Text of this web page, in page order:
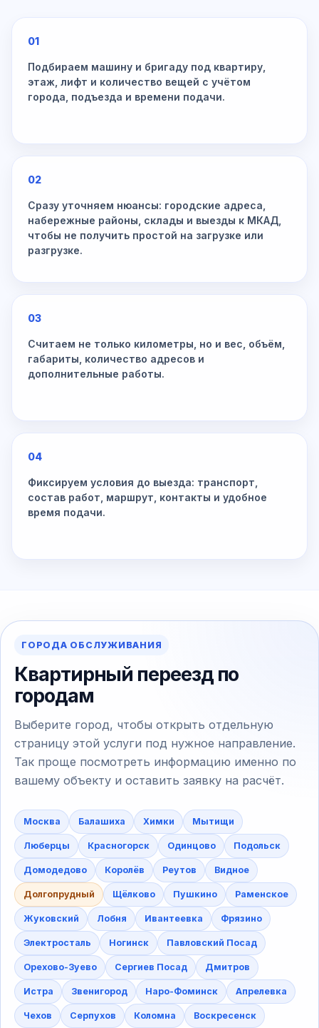
01
Подбираем машину и бригаду под квартиру,
этаж, лифт и количество вещей с учётом
города, подъезда и времени подачи.
02
Сразу уточняем нюансы: городские адреса,
набережные районы, склады и выезды к МКАД,
чтобы не получить простой на загрузке или
разгрузке.
03
Считаем не только километры, но и вес, объём,
габариты, количество адресов и
дополнительные работы.
04
Фиксируем условия до выезда: транспорт,
состав работ, маршрут, контакты и удобное
время подачи.
ГОРОДА ОБСЛУЖИВАНИЯ
Квартирный переезд по
городам
Выберите город, чтобы открыть отдельную
страницу этой услуги под нужное направление.
Так проще посмотреть информацию именно по
вашему объекту и оставить заявку на расчёт.
Москва Балашиха Химки Мытищи
Люберцы Красногорск Одинцово Подольск
Домодедово Королёв Реутов Видное
Долгопрудный Щёлково Пушкино Раменское
Жуковский Лобня Ивантеевка Фрязино
Электросталь Ногинск Павловский Посад
Орехово-Зуево Сергиев Посад Дмитров
Истра Звенигород Наро-Фоминск Апрелевка
Чехов Серпухов Коломна Воскресенск